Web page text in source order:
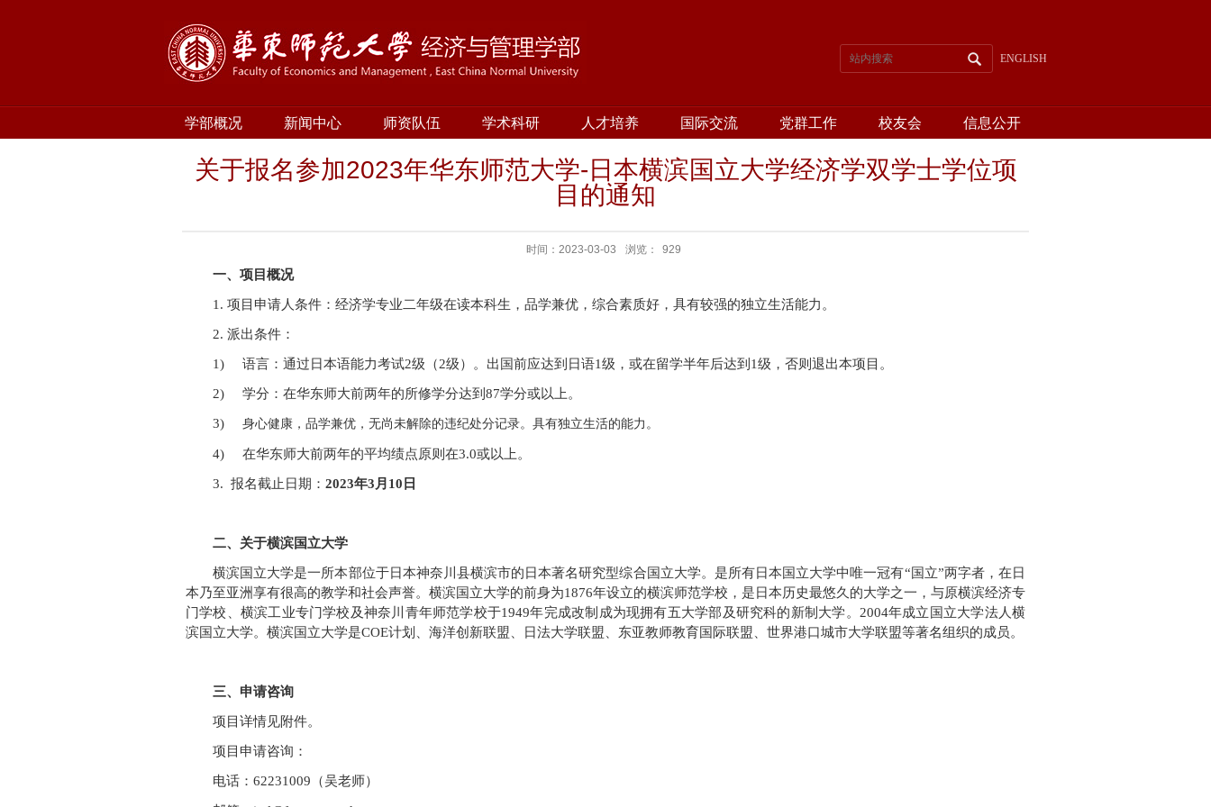
ENGLISH
学部概况 新闻中心 师资队伍 学术科研 人才培养 国际交流 党群工作 校友会 信息公开
关于报名参加2023年华东师范大学-日本横滨国立大学经济学双学士学位项
目的通知
时间：2023-03-03 浏览： 929
一、项目概况
1. 项目申请人条件：经济学专业二年级在读本科生，品学兼优，综合素质好，具有较强的独立生活能力。
2. 派出条件：
1) 语言：通过日本语能力考试2级（2级）。出国前应达到日语1级，或在留学半年后达到1级，否则退出本项目。
2) 学分：在华东师大前两年的所修学分达到87学分或以上。
3) 身心健康，品学兼优，无尚未解除的违纪处分记录。具有独立生活的能力。
4) 在华东师大前两年的平均绩点原则在3.0或以上。
3. 报名截止日期： 2023年3月10日
二、关于横滨国立大学
横滨国立大学是一所本部位于日本神奈川县横滨市的日本著名研究型综合国立大学。是所有日本国立大学中唯一冠有“国立”两字者，在日
本乃至亚洲享有很高的教学和社会声誉。横滨国立大学的前身为1876年设立的横滨师范学校，是日本历史最悠久的大学之一，与原横滨经济专
门学校、横滨工业专门学校及神奈川青年师范学校于1949年完成改制成为现拥有五大学部及研究科的新制大学。2004年成立国立大学法人横
滨国立大学。横滨国立大学是COE计划、海洋创新联盟、日法大学联盟、东亚教师教育国际联盟、世界港口城市大学联盟等著名组织的成员。
三、申请咨询
项目详情见附件。
项目申请咨询：
电话：62231009（吴老师）